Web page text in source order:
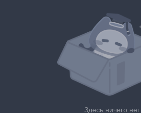
Здесь ничего нет